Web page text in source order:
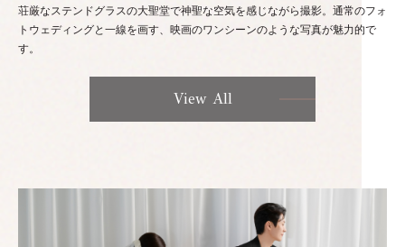
荘厳なステンドグラスの大聖堂で神聖な空気を感じながら撮影。通常のフォ
トウェディングと一線を画す、映画のワンシーンのような写真が魅力的で
す。
View All